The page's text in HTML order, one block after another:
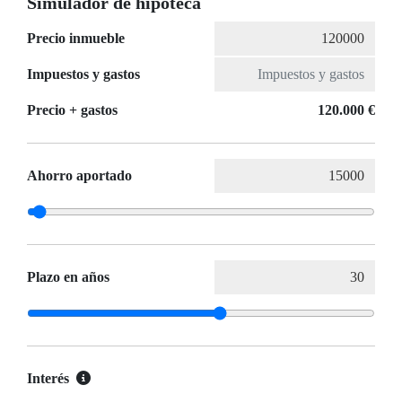
Precio inmueble
Impuestos y gastos
Precio + gastos 120.000 €
Ahorro aportado
Plazo en años
Interés